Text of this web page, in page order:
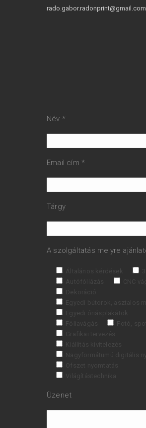
rado.gabor.radonprint@gmail.com
Név *
Email cím *
Tárgy
A szolgáltatás melyre
Általános kérdések
Autófóliázás
Grafikai tervezés
Üzenet